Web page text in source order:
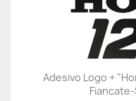
Adesivo Logo +